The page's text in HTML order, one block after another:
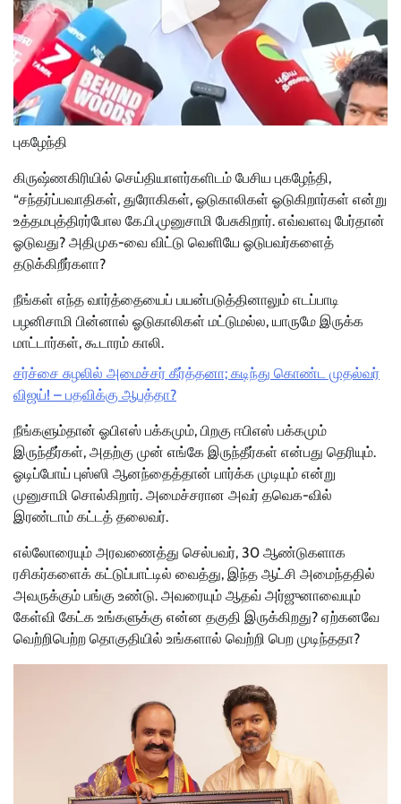
புகழேந்தி
கிருஷ்ணகிரியில் செய்தியாளர்களிடம் பேசிய புகழேந்தி,
“சந்தர்ப்பவாதிகள், துரோகிகள், ஓடுகாலிகள் ஓடுகிறார்கள் என்று
உத்தமபுத்திரர்போல கே.பி.முனுசாமி பேசுகிறார். எவ்வளவு பேர்தான்
ஓடுவது? அதிமுக-வை விட்டு வெளியே ஓடுபவர்களைத்
தடுக்கிறீர்களா?
நீங்கள் எந்த வார்த்தையைப் பயன்படுத்தினாலும் எடப்பாடி
பழனிசாமி பின்னால் ஓடுகாலிகள் மட்டுமல்ல, யாருமே இருக்க
மாட்டார்கள், கூடாரம் காலி.
சர்ச்சை சுழலில் அமைச்சர் கீர்த்தனா; கடிந்து கொண்ட முதல்வர்
விஜய்! – பதவிக்கு ஆபத்தா?
நீங்களும்தான் ஓபிஎஸ் பக்கமும், பிறகு ஈபிஎஸ் பக்கமும்
இருந்தீர்கள், அதற்கு முன் எங்கே இருந்தீர்கள் என்பது தெரியும்.
ஓடிப்போய் புஸ்ஸி ஆனந்தைத்தான் பார்க்க முடியும் என்று
முனுசாமி சொல்கிறார். அமைச்சரான அவர் தவெக-வில்
இரண்டாம் கட்டத் தலைவர்.
எல்லோரையும் அரவணைத்து செல்பவர், 30 ஆண்டுகளாக
ரசிகர்களைக் கட்டுப்பாட்டில் வைத்து, இந்த ஆட்சி அமைந்ததில்
அவருக்கும் பங்கு உண்டு. அவரையும் ஆதவ் அர்ஜுனாவையும்
கேள்வி கேட்க உங்களுக்கு என்ன தகுதி இருக்கிறது? ஏற்கனவே
வெற்றிபெற்ற தொகுதியில் உங்களால் வெற்றி பெற முடிந்ததா?